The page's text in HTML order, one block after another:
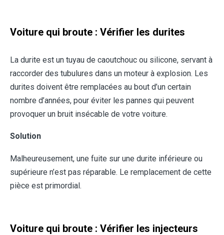
Voiture qui broute : Vérifier les durites
La durite est un tuyau de caoutchouc ou silicone, servant à
raccorder des tubulures dans un moteur à explosion. Les
durites doivent être remplacées au bout d’un certain
nombre d’années, pour éviter les pannes qui peuvent
provoquer un bruit insécable de votre voiture.
Solution
Malheureusement, une fuite sur une durite inférieure ou
supérieure n’est pas réparable. Le remplacement de cette
pièce est primordial.
Voiture qui broute : Vérifier les injecteurs